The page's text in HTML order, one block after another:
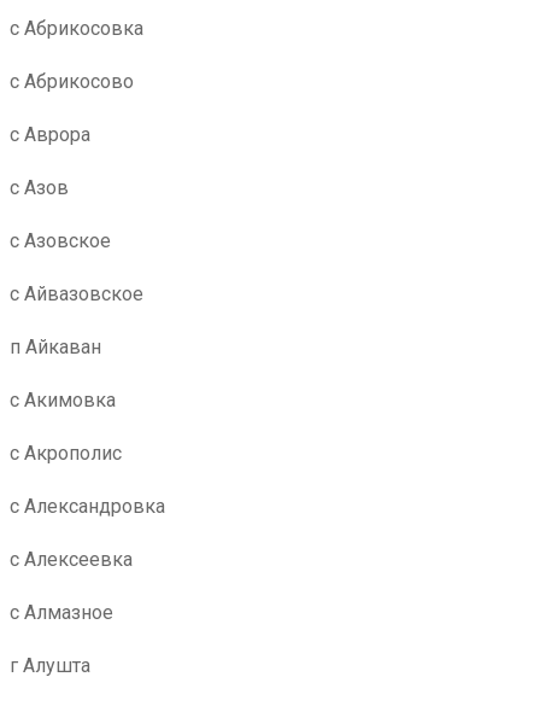
с Абрикосовка
с Абрикосово
с Аврора
с Азов
с Азовское
с Айвазовское
п Айкаван
с Акимовка
с Акрополис
с Александровка
с Алексеевка
с Алмазное
г Алушта